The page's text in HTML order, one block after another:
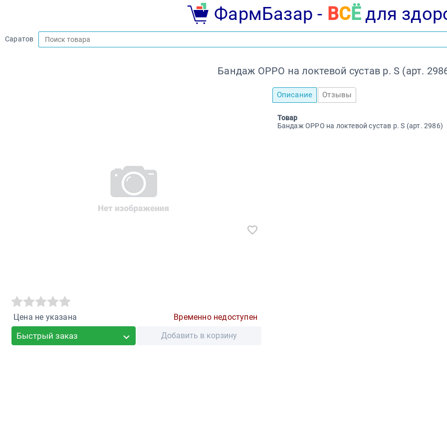
ФармБазар - ВСЁдля
Саратов
Бандаж OPPO на локтевой сустав р. S (арт.
Цена не указана Временно недоступен
Быстрый заказ Добавить в корзину
Описание Отзывы
Товар
Бандаж OPPO на локтевой сустав р. S (арт. 2986)